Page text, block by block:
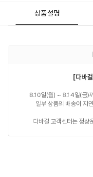
상품설명
[다바
8.10일(월) ~ 8.14일(금)
일부 상품의 배송이 지
다바걸 고객센터는 정상